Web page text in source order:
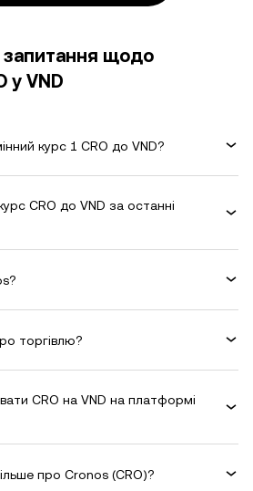
запитання щодо
у VND
курс 1 CRO до VND?
CRO до VND за останні
торгівлю?
CRO на VND на платформі
про Cronos (CRO)?